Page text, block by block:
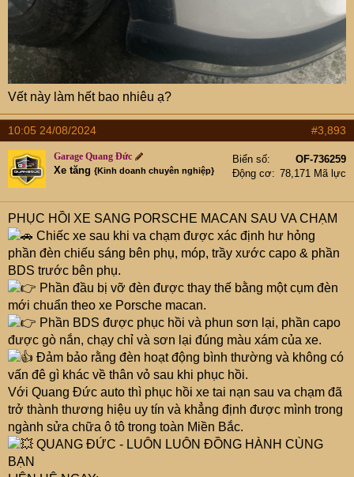
Vết này làm hết bao nhiêu ạ?
10:05 24/08/2024 #3,893
Garage Quang Đức
Xe tăng {Kinh doanh chuyên nghiệp}
Biển số
OF-736259
Động cơ
78,171 Mã lực
PHỤC HỒI XE SANG PORSCHE MACAN SAU VA CHẠM
Chiếc xe sau khi va chạm được xác định hư hỏng
phần đèn chiếu sáng bên phụ, móp, trầy xước capo & phần
BDS trước bên phụ.
Phần đầu bị vỡ đèn được thay thế bằng một cụm đèn
mới chuẩn theo xe Porsche macan.
Phần BDS được phục hồi và phun sơn lại, phần capo
được gò nắn, chạy chỉ và sơn lại đúng màu xám của xe.
Đảm bảo rằng đèn hoạt động bình thường và không có
vấn đê gì khác về thân vỏ sau khi phục hồi.
Với Quang Đức auto thì phục hồi xe tai nạn sau va chạm đã
trở thành thương hiệu uy tín và khẳng định được mình trong
ngành sửa chữa ô tô trong toàn Miền Bắc.
QUANG ĐỨC - LUÔN LUÔN ĐỒNG HÀNH CÙNG
BẠN